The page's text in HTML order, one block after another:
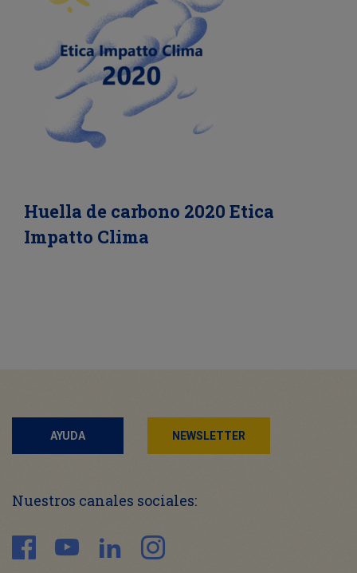
Huella de carbono 2020 Etica
Impatto Clima
AYUDA NEWSLETTER
Nuestros canales sociales: